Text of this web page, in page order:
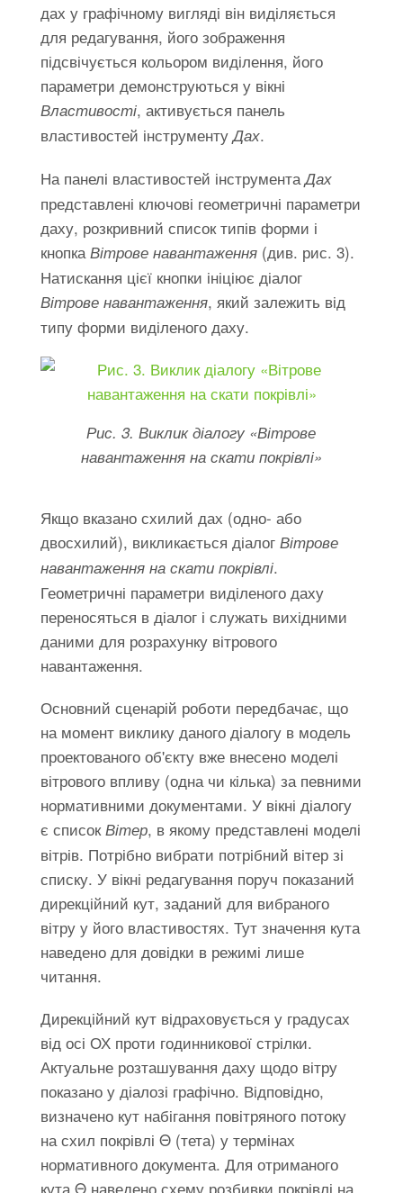
дах у графічному вигляді він виділяється
для редагування, його зображення
підсвічується кольором виділення, його
параметри демонструються у вікні
Властивості, активується панель
властивостей інструментуДах.
На панелі властивостей інструментаДах
представлені ключові геометричні параметри
даху, розкривний список типів форми і
кнопкаВітрове навантаження (див. рис. 3).
Натискання цієї кнопки ініціює діалог
Вітрове навантаження, який залежить від
типу форми виділеного даху.
Рис. 3. Виклик діалогу «Вітрове
навантаження на скати покрівлі»
Якщо вказано схилий дах (одно- або
двосхилий), викликається діалог Вітрове
навантаження на скати покрівлі.
Геометричні параметри виділеного даху
переносяться в діалог і служать вихідними
даними для розрахунку вітрового
навантаження.
Основний сценарій роботи передбачає, що
на момент виклику даного діалогу в модель
проектованого об'єкту вже внесено моделі
вітрового впливу (одна чи кілька) за певними
нормативними документами. У вікні діалогу
є списокВітер, в якому представлені моделі
вітрів. Потрібно вибрати потрібний вітер зі
списку. У вікні редагування поруч показаний
дирекційний кут, заданий для вибраного
вітру у його властивостях. Тут значення кута
наведено для довідки в режимі лише
читання.
Дирекційний кут відраховується у градусах
від осі ОХ проти годинникової стрілки.
Актуальне розташування даху щодо вітру
показано у діалозі графічно. Відповідно,
визначено кут набігання повітряного потоку
на схил покрівлі Θ (тета) у термінах
нормативного документа. Для отриманого
кута Θ наведено схему розбивки покрівлі на